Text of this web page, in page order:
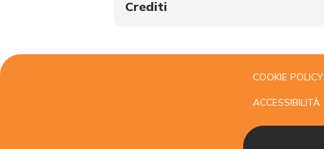
Crediti
COOKIE POLICY
ACCESSIBILITÀ